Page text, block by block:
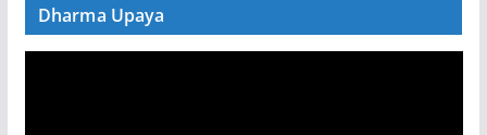
Dharma Upaya